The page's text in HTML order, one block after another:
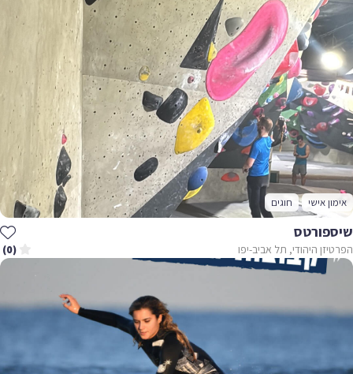
אימון אישי חוגים
שיספורטס
הפרטיזן היהודי, תל אביב-יפו (0)